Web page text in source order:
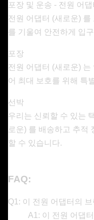
포장 및 운송 - 전원 어
전원 어댑터 (새로운) 를
를 기울여 안전하게 입
포장
전원 어댑터 (새로운) 는
어 최대 보호를 위해 특
선박
우리는 신뢰할 수 있는
로운) 를 배송하고 추적
할 수 있습니다.
FAQ:
Q1: 이 전원 어댑터의
A1: 이 전원 어댑